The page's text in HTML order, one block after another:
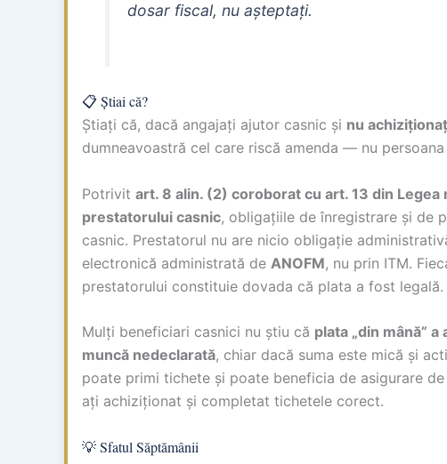
dosar fiscal, nu așteptați.
📋 Știai că?
Știați că, dacă angajați ajutor casnic și nu
dumneavoastră cel care riscă amenda — nu
Potrivit art. 8 alin. (2) coroborat cu art. 13 din
prestatorului casnic, obligațiile de înregistrare și de
casnic. Prestatorul nu are nicio obligație
electronică administrată de ANOFM, nu prin ITM.
prestatorului constituie dovada că plata a fost legală.
Mulți beneficiari casnici nu știu că plata „din mână”
muncă nedeclarată, chiar dacă suma este mică și
poate primi tichete și poate beneficia de asigurare
ați achiziționat și completat tichetele corect.
💡 Sfatul Săptămânii